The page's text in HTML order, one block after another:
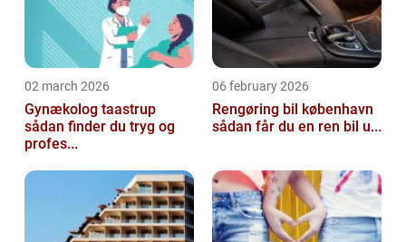
02 march 2026
Gynækolog taastrup
sådan finder du tryg og
profes...
06 february 2026
Rengøring bil københavn
sådan får du en ren bil u...